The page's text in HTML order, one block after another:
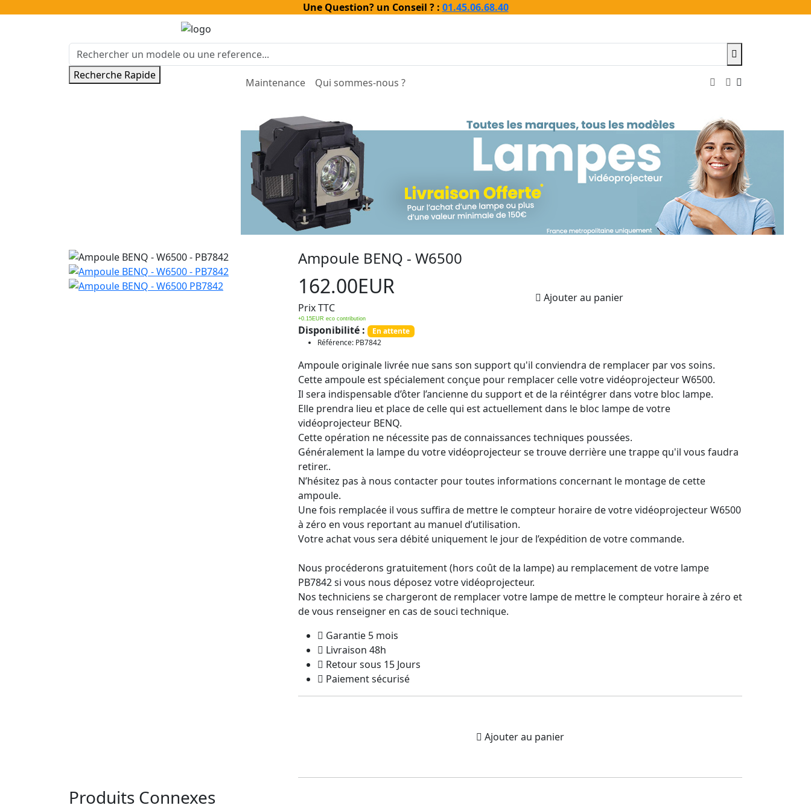
Une Question? un Conseil ? : 01.45.06.68.40
Recherche Rapide
Maintenance Qui sommes-nous ?
Ampoule BENQ - W6500
162.00EUR
Prix TTC
+0.15EUR eco contribution
Disponibilité :
En attente
Référence: PB7842
Ajouter au panier
Ampoule originale livrée nue sans son support qu'il conviendra de remplacer par vos soins.
Cette ampoule est spécialement conçue pour remplacer celle votre vidéoprojecteur W6500.
Il sera indispensable d’ôter l’ancienne du support et de la réintégrer dans votre bloc lampe.
Elle prendra lieu et place de celle qui est actuellement dans le bloc lampe de votre
vidéoprojecteur BENQ.
Cette opération ne nécessite pas de connaissances techniques poussées.
Généralement la lampe du votre vidéoprojecteur se trouve derrière une trappe qu'il vous faudra
retirer..
N’hésitez pas à nous contacter pour toutes informations concernant le montage de cette
ampoule.
Une fois remplacée il vous suffira de mettre le compteur horaire de votre vidéoprojecteur W6500
à zéro en vous reportant au manuel d’utilisation.
Votre achat vous sera débité uniquement le jour de l’expédition de votre commande.
Nous procéderons gratuitement (hors coût de la lampe) au remplacement de votre lampe
PB7842 si vous nous déposez votre vidéoprojecteur.
Nos techniciens se chargeront de remplacer votre lampe de mettre le compteur horaire à zéro et
de vous renseigner en cas de souci technique.
Garantie 5 mois
Livraison 48h
Retour sous 15 Jours
Paiement sécurisé
Ajouter au panier
Produits Connexes